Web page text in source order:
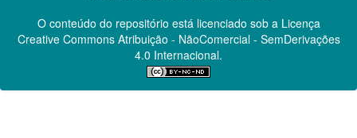
O conteúdo do repositório está licenciado sob a Licença
Creative CommonsAtribuição - NãoComercial - SemDerivações
4.0 Internacional.